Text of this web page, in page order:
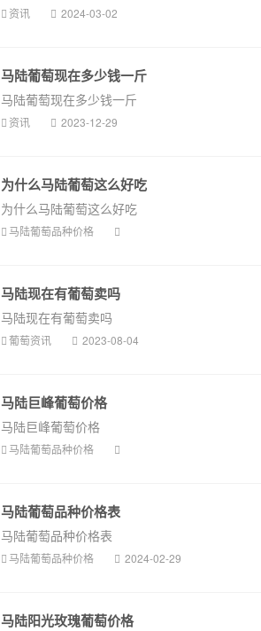
资讯 2024-03-02
马陆葡萄现在多少钱一斤
马陆葡萄现在多少钱一斤
资讯 2023-12-29
为什么马陆葡萄这么好吃
为什么马陆葡萄这么好吃
马陆葡萄品种价格
马陆现在有葡萄卖吗
马陆现在有葡萄卖吗
葡萄资讯 2023-08-04
马陆巨峰葡萄价格
马陆巨峰葡萄价格
马陆葡萄品种价格
马陆葡萄品种价格表
马陆葡萄品种价格表
马陆葡萄品种价格 2024-02-29
马陆阳光玫瑰葡萄价格